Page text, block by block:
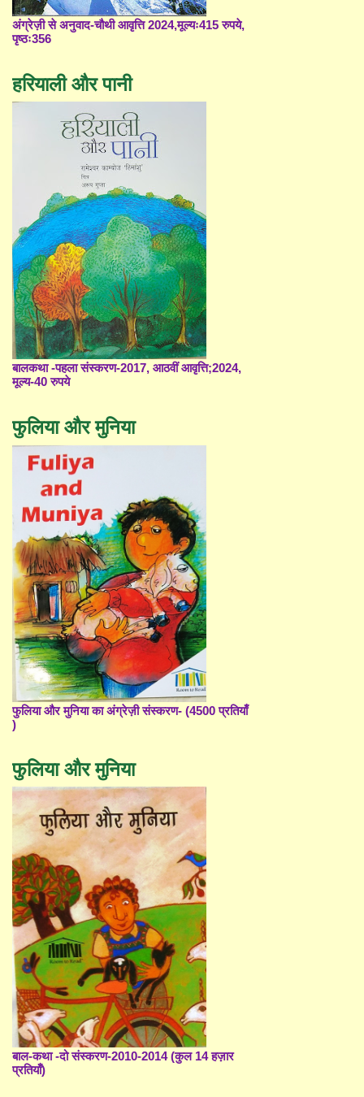
अंग्रेज़ी से अनुवाद-चौथी आवृत्ति 2024,मूल्यः415 रुपये,
पृष्ठः356
हरियाली और पानी
बालकथा -पहला संस्करण-2017, आठवीं आवृत्ति;2024,
मूल्य-40 रुपये
फुलिया और मुनिया
फुलिया और मुनिया का अंग्रेज़ी संस्करण- (4500 प्रतियाँ
)
फुलिया और मुनिया
बाल-कथा -दो संस्करण-2010-2014 (कुल 14 हज़ार
प्रतियाँ)